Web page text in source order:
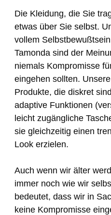
Die Kleidung, die Sie
etwas über Sie selbst.
vollem
Tamonda sind der
niemals Kompromisse
eingehen sollten.
Produkte, die diskret
adaptive Funktionen
leicht zugängliche
sie gleichzeitig einen
Look erzielen.
Auch wenn wir älter
immer noch wie wir
bedeutet, dass wir in
keine Kompromisse